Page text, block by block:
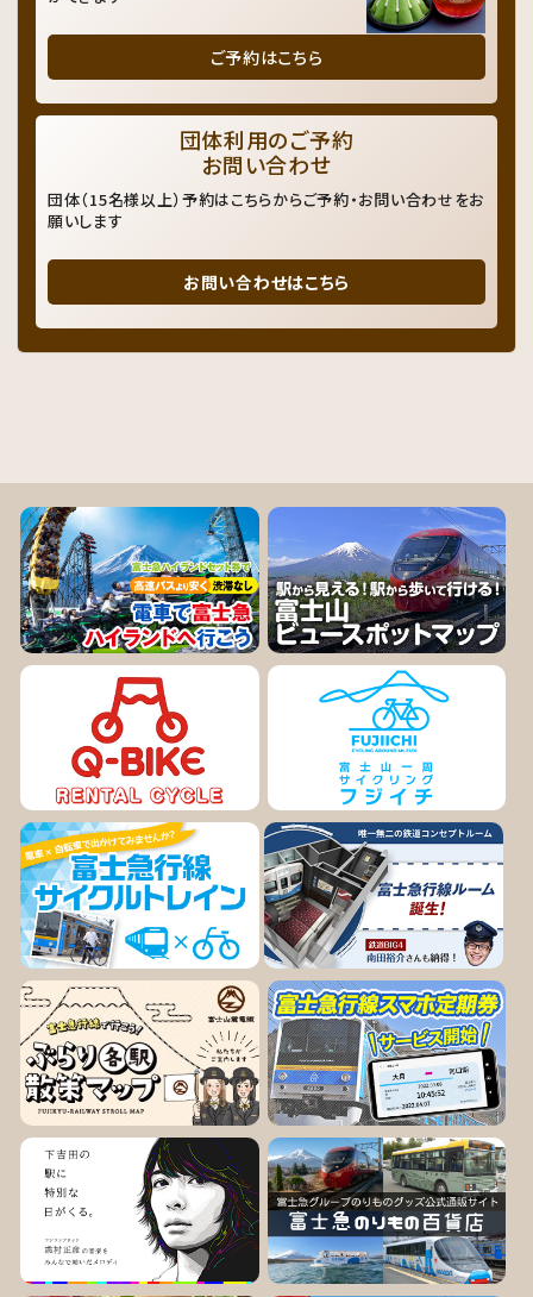
ご予約はこちら
団体利用のご予約
お問い合わせ
団体（15名様以上）予約はこちらからご予約・お問い合わせをお
願いします
お問い合わせはこちら